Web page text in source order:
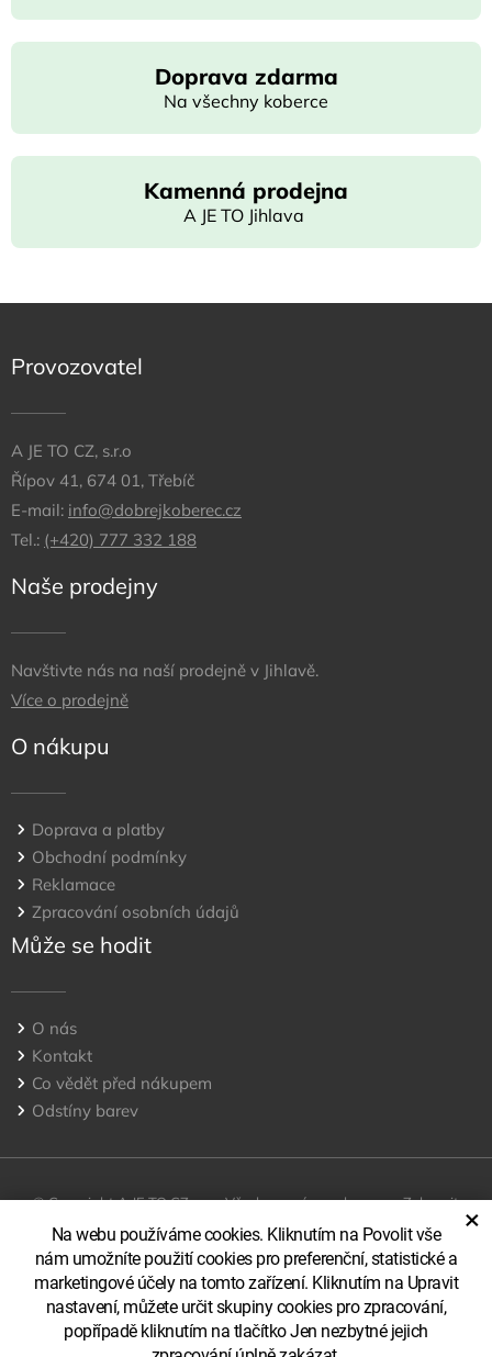
Na webu používáme cookies. Kliknutím na Povolit vše
nám umožníte použití cookies pro preferenční, statistické a
marketingové účely na tomto zařízení. Kliknutím na Upravit
nastavení, můžete určit skupiny cookies pro zpracování,
popřípadě kliknutím na tlačítko Jen nezbytné jejich
×
Doprava zdarma
Na všechny koberce
Kamenná prodejna
A JE TO Jihlava
Provozovatel
A JE TO CZ, s.r.o
Řípov 41, 674 01, Třebíč
E-mail: info@dobrejkoberec.cz
Tel.: (+420) 777 332 188
Naše prodejny
Navštivte nás na naší prodejně v Jihlavě.
Více o prodejně
O nákupu
Doprava a platby
Obchodní podmínky
Reklamace
Zpracování osobních údajů
Může se hodit
O nás
Kontakt
Co vědět před nákupem
Odstíny barev
© Copyright A JE TO CZ, s.r.o Všechna práva vyhrazenaZobrazit
klasickou verzi